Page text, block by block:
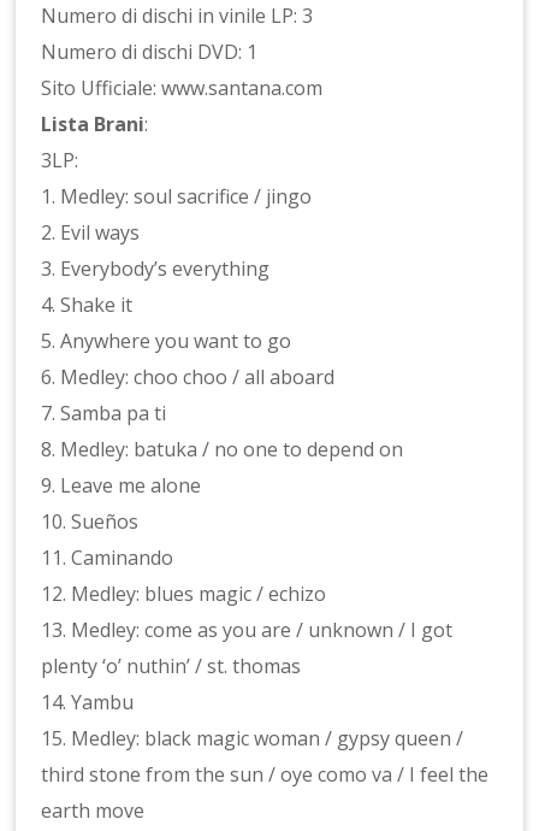
Numero di dischi in vinile LP: 3
Numero di dischi DVD: 1
Sito Ufficiale: www.santana.com
Lista Brani:
3LP:
1. Medley: soul sacrifice / jingo
2. Evil ways
3. Everybody’s everything
4. Shake it
5. Anywhere you want to go
6. Medley: choo choo / all aboard
7. Samba pa ti
8. Medley: batuka / no one to depend on
9. Leave me alone
10. Sueños
11. Caminando
12. Medley: blues magic / echizo
13. Medley: come as you are / unknown / I got
plenty ‘o’ nuthin’ / st. thomas
14. Yambu
15. Medley: black magic woman / gypsy queen /
third stone from the sun / oye como va / I feel the
earth move